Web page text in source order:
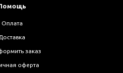
Оплата
Доставка
заказ
оферта